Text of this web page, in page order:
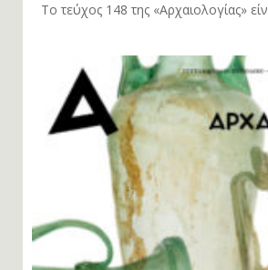
Το τεύχος 148 της «Αρχαιολογίας»